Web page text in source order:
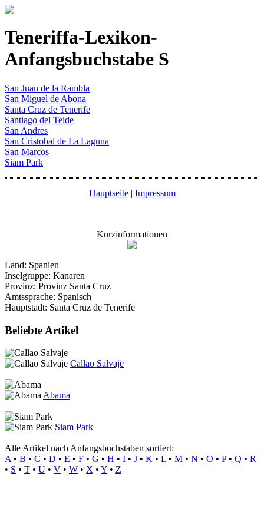
Teneriffa-Lexikon-
Anfangsbuchstabe S
San Juan de la Rambla
San Miguel de Abona
Santa Cruz de Tenerife
Santiago del Teide
San Andres
San Cristobal de La Laguna
San Marcos
Siam Park
Hauptseite| Impressum
Kurzinformationen
Land: Spanien
Inselgruppe: Kanaren
Provinz: Provinz Santa Cruz
Amtssprache: Spanisch
Hauptstadt: Santa Cruz de Tenerife
Beliebte Artikel
Callao Salvaje
Abama
Siam Park
Alle Artikel nach Anfangsbuchstaben sortiert:
A • B • C • D • E • F • G • H • I • J • K • L • M • N • O • P• Q • R
• S • T • U • V • W • X • Y • Z